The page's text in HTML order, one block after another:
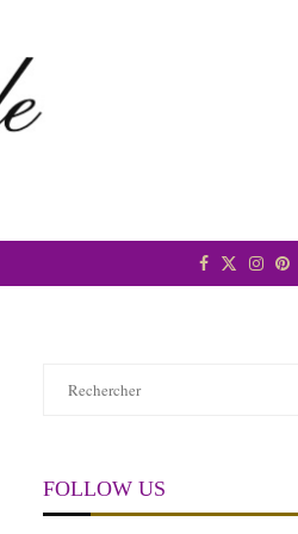
FOLLOW US